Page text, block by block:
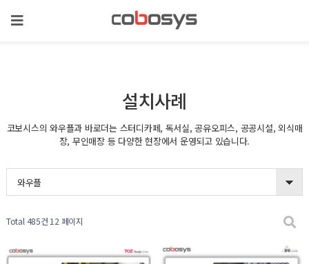
설치사례
코보시스의 와우플과 바로더는 스터디카페, 독서실, 공유오피스, 공공시설, 외식매
장, 무인매장 등 다양한 현장에서 운영되고 있습니다.
와우플
Total 485건 12 페이지